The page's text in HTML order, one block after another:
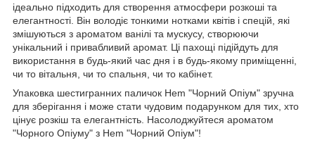
ідеально підходить для створення атмосфери розкоші та
елегантності. Він володіє тонкими нотками квітів і спецій, які
змішуються з ароматом ванілі та мускусу, створюючи
унікальний і привабливий аромат. Ці пахощі підійдуть для
використання в будь-який час дня і в будь-якому приміщенні,
чи то вітальня, чи то спальня, чи то кабінет.
Упаковка шестигранних паличок Hem "Чорний Опіум" зручна
для зберігання і може стати чудовим подарунком для тих, хто
цінує розкіш та елегантність. Насолоджуйтеся ароматом
"Чорного Опіуму" з Hem "Чорний Опіум"!